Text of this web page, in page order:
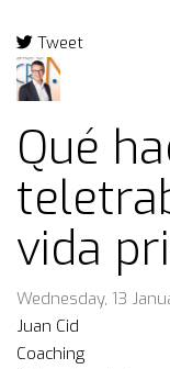
Tweet
pinterest
Qué
vida
Wednesday, 13
Juan Cid
Coaching